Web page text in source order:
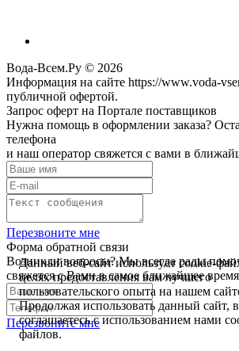
Вода-Всем.Ру © 2026
Информация на сайте https://www.voda-
публичной офертой.
Запрос оферт на Портале поставщиков
Нужна помощь в оформлении заказа?
телефона
и наш оператор свяжется с вами в
Перезвоните мне
Форма обратной связи
Возникли вопросы? Мы всегда рады
свяжется с Вами в самое ближайшее
Перезвоните мне
Данный веб-сайт использует cookie-
целях предоставления вам лучшего
пользовательского опыта на нашем
Продолжая использовать данный сайт,
соглашаетесь с использованием нами
файлов.